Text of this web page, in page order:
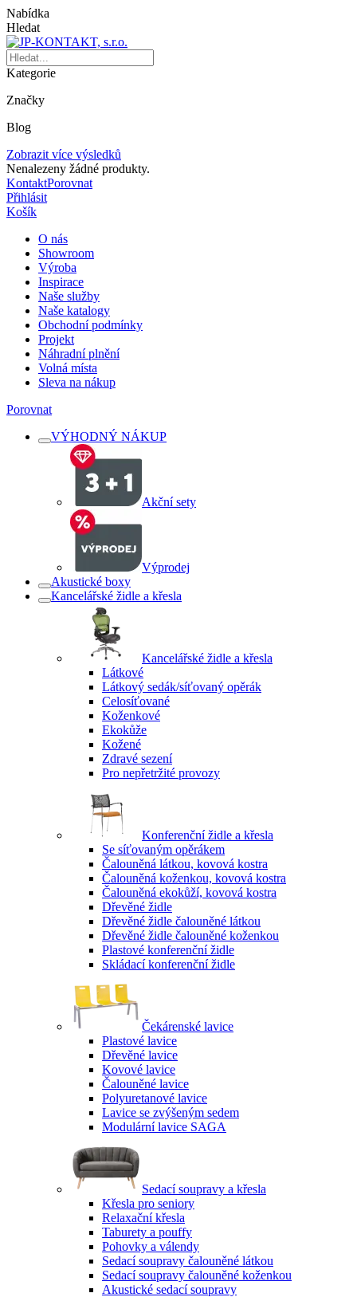
Nabídka
Hledat
Kategorie
Značky
Blog
Zobrazit více výsledků
Nenalezeny žádné produkty.
KontaktPorovnat
Přihlásit
Košík
O nás
Showroom
Výroba
Inspirace
Naše služby
Naše katalogy
Obchodní podmínky
Projekt
Náhradní plnění
Volná místa
Sleva na nákup
Porovnat
VÝHODNÝ NÁKUP
Akční sety
Výprodej
Akustické boxy
Kancelářské židle a křesla
Kancelářské židle a křesla
Látkové
Látkový sedák/síťovaný opěrák
Celosíťované
Koženkové
Ekokůže
Kožené
Zdravé sezení
Pro nepřetržité provozy
Konferenční židle a křesla
Se síťovaným opěrákem
Čalouněná látkou, kovová kostra
Čalouněná koženkou, kovová kostra
Čalouněná ekokůží, kovová kostra
Dřevěné židle
Dřevěné židle čalouněné látkou
Dřevěné židle čalouněné koženkou
Plastové konferenční židle
Skládací konferenční židle
Čekárenské lavice
Plastové lavice
Dřevěné lavice
Kovové lavice
Čalouněné lavice
Polyuretanové lavice
Lavice se zvýšeným sedem
Modulární lavice SAGA
Sedací soupravy a křesla
Křesla pro seniory
Relaxační křesla
Taburety a pouffy
Pohovky a válendy
Sedací soupravy čalouněné látkou
Sedací soupravy čalouněné koženkou
Akustické sedací soupravy